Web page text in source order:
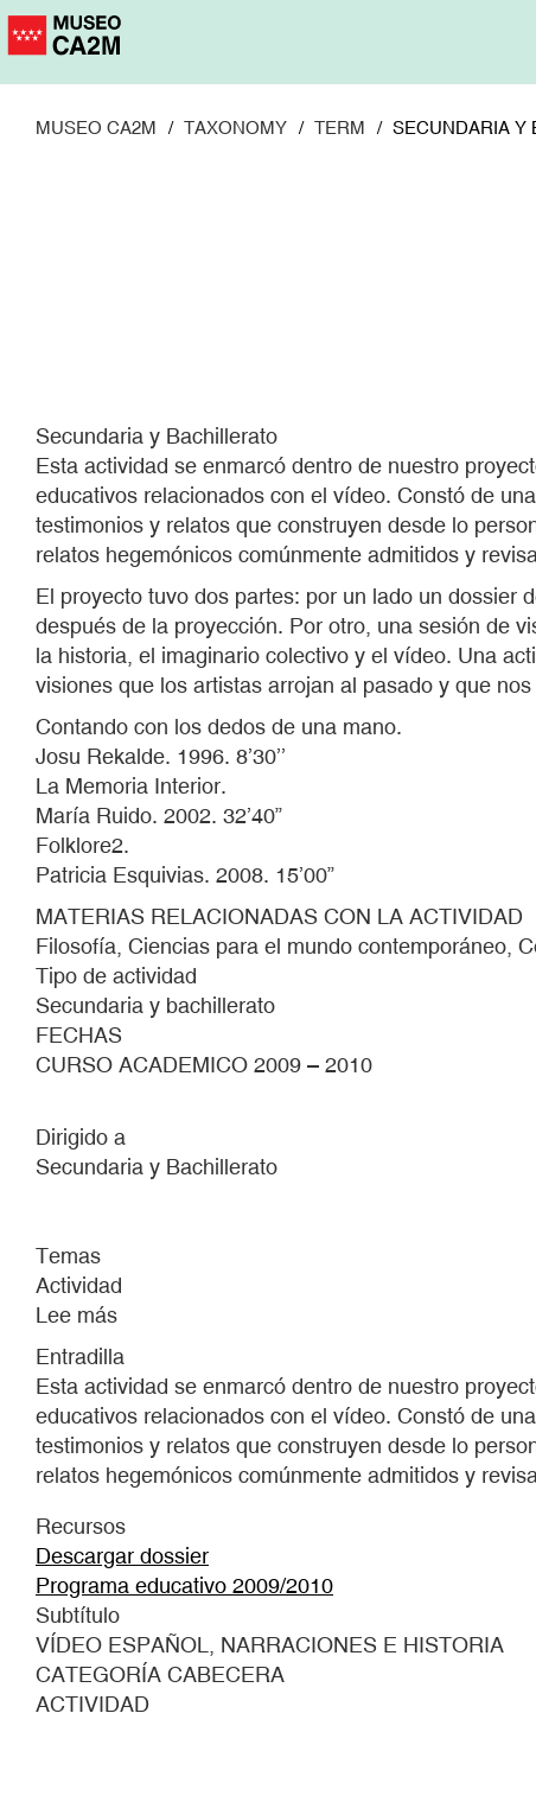
Pasar
MUSEO CA2M TAXONOMY TERM SECUNDARIA Y
Secundaria y Bachillerato
Esta actividad se enmarcó dentro de nuestro
educativos relacionados con el vídeo. Constó de
testimonios y relatos que construyen desde lo
relatos hegemónicos comúnmente admitidos y
El proyecto tuvo dos partes: por un lado un dossier
después de la proyección. Por otro, una sesión de
la historia, el imaginario colectivo y el vídeo. Una
visiones que los artistas arrojan al pasado y que
Contando con los dedos de una mano.
Josu Rekalde. 1996. 8’30’’
La Memoria Interior.
María Ruido. 2002. 32’40”
Folklore2.
Patricia Esquivias. 2008. 15’00”
MATERIAS RELACIONADAS CON LA ACTIVIDAD
Filosofía, Ciencias para el mundo contemporáneo,
Tipo de actividad
Secundaria y bachillerato
FECHAS
CURSO ACADEMICO 2009 – 2010
Dirigido a
Secundaria y Bachillerato
Temas
Actividad
Lee más
Entradilla
Esta actividad se enmarcó dentro de nuestro
educativos relacionados con el vídeo. Constó de
testimonios y relatos que construyen desde lo
relatos hegemónicos comúnmente admitidos y
Recursos
Descargar dossier
Programa educativo 2009/2010
Subtítulo
VÍDEO ESPAÑOL, NARRACIONES E HISTORIA
CATEGORÍA CABECERA
ACTIVIDAD